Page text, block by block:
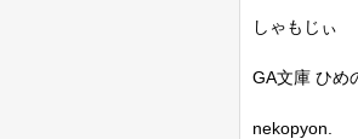
しゃもじぃ
GA文庫 ひめ
nekopyon.